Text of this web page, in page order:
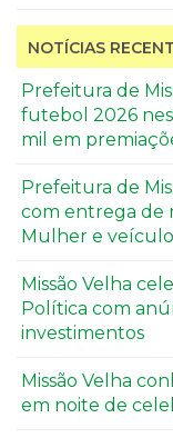
NOTÍCIAS
Prefeitura de
futebol 2026
mil em
Prefeitura de
com entrega de
Mulher e
Missão Velha
Política com
investimentos
Missão Velha
em noite de